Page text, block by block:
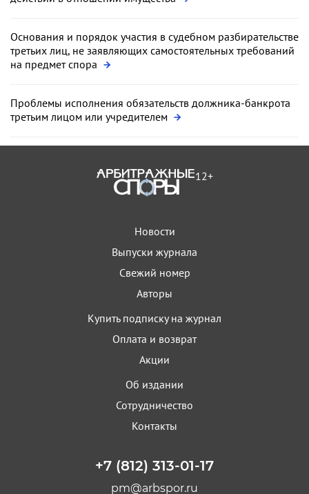
Основания и порядок участия в судебном разбирательстве
третьих лиц, не заявляющих самостоятельных требований
на предмет спора
Проблемы исполнения обязательств должника-банкрота
третьим лицом или учредителем
12+
Новости
Выпуски журнала
Свежий номер
Авторы
Купить подписку на журнал
Оплата и возврат
Акции
Об издании
Сотрудничество
Контакты
+7 (812) 313-01-17
pm@arbspor.ru